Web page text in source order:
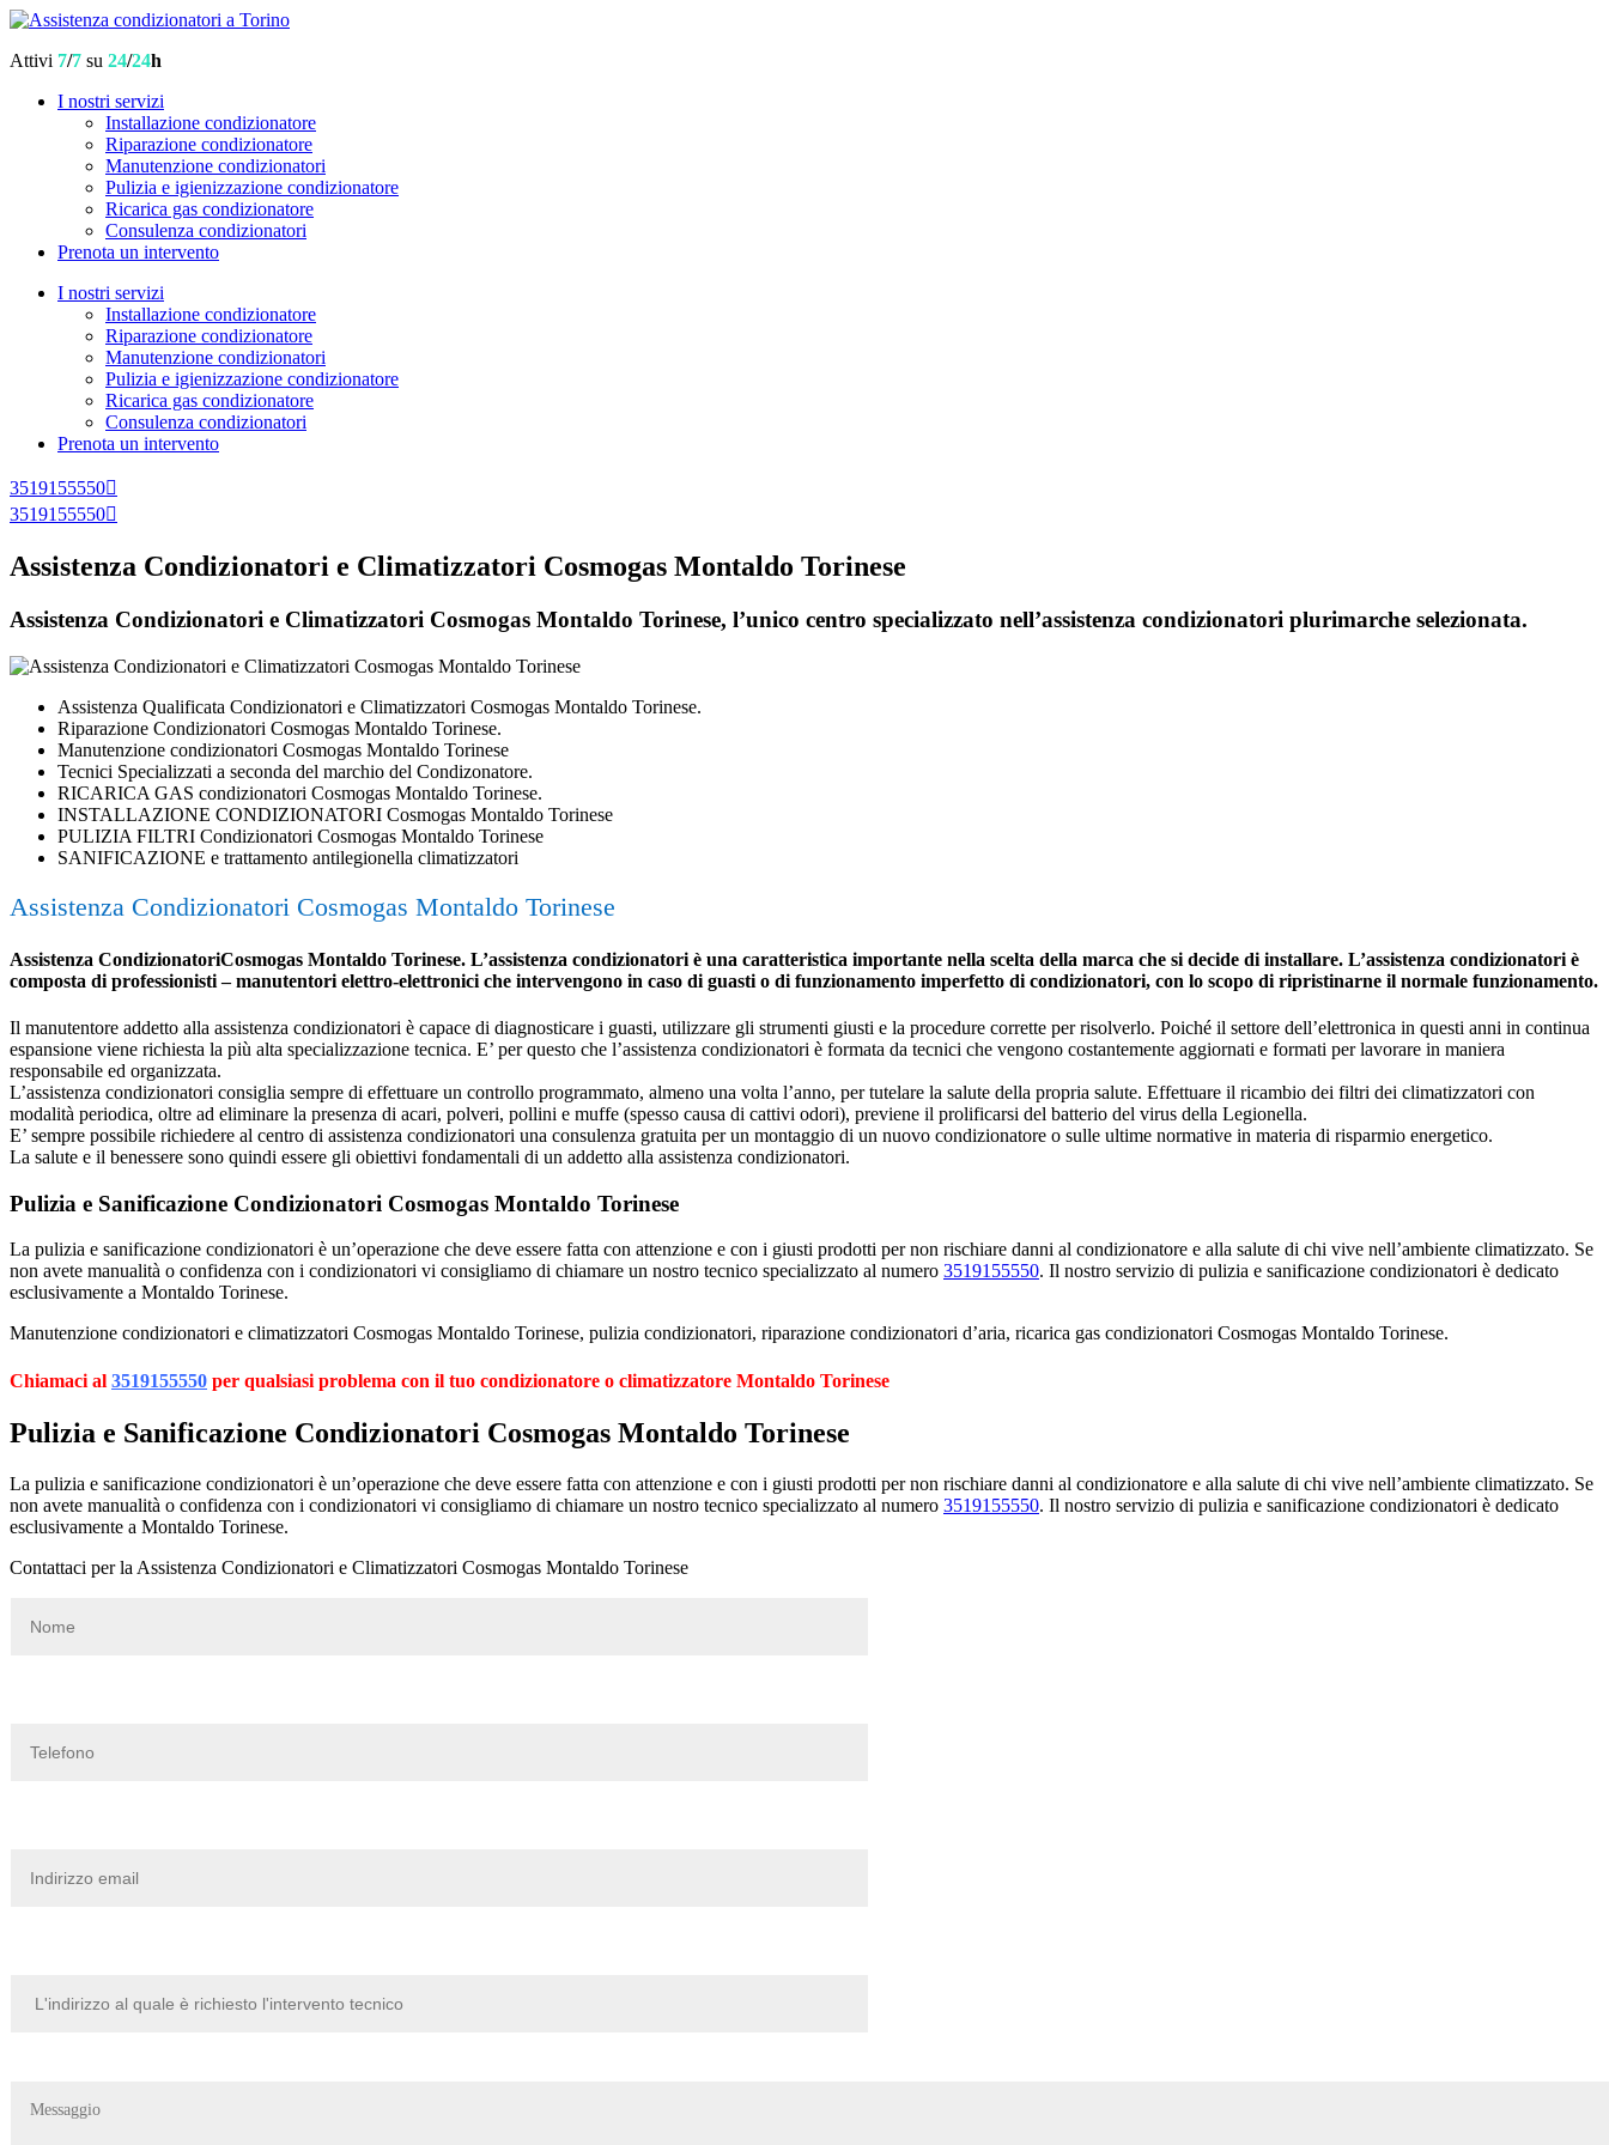
Attivi 7/7 su 24/24h
I nostri servizi
Installazione condizionatore
Riparazione condizionatore
Manutenzione condizionatori
Pulizia e igienizzazione condizionatore
Ricarica gas condizionatore
Consulenza condizionatori
Prenota un intervento
I nostri servizi
Installazione condizionatore
Riparazione condizionatore
Manutenzione condizionatori
Pulizia e igienizzazione condizionatore
Ricarica gas condizionatore
Consulenza condizionatori
Prenota un intervento
3519155550
3519155550
Assistenza Condizionatori e Climatizzatori Cosmogas Montaldo Torinese
Assistenza Condizionatori e Climatizzatori Cosmogas Montaldo Torinese, l’unico centro specializzato nell’assistenza condizionatori plurimarche selezionata.
Assistenza Qualificata Condizionatori e Climatizzatori Cosmogas Montaldo Torinese.
Riparazione Condizionatori Cosmogas Montaldo Torinese.
Manutenzione condizionatori Cosmogas Montaldo Torinese
Tecnici Specializzati a seconda del marchio del Condizonatore.
RICARICA GAS condizionatori Cosmogas Montaldo Torinese.
INSTALLAZIONE CONDIZIONATORI Cosmogas Montaldo Torinese
PULIZIA FILTRI Condizionatori Cosmogas Montaldo Torinese
SANIFICAZIONE e trattamento antilegionella climatizzatori
Assistenza Condizionatori Cosmogas Montaldo Torinese
Assistenza CondizionatoriCosmogas Montaldo Torinese. L’assistenza condizionatori è una caratteristica importante nella scelta della marca che si decide di installare. L’assistenza condizionatori è
composta di professionisti – manutentori elettro-elettronici che intervengono in caso di guasti o di funzionamento imperfetto di condizionatori, con lo scopo di ripristinarne il normale funzionamento.
Il manutentore addetto alla assistenza condizionatori è capace di diagnosticare i guasti, utilizzare gli strumenti giusti e la procedure corrette per risolverlo. Poiché il settore dell’elettronica in questi anni in continua
espansione viene richiesta la più alta specializzazione tecnica. E’ per questo che l’assistenza condizionatori è formata da tecnici che vengono costantemente aggiornati e formati per lavorare in maniera
responsabile ed organizzata.
L’assistenza condizionatori consiglia sempre di effettuare un controllo programmato, almeno una volta l’anno, per tutelare la salute della propria salute. Effettuare il ricambio dei filtri dei climatizzatori con
modalità periodica, oltre ad eliminare la presenza di acari, polveri, pollini e muffe (spesso causa di cattivi odori), previene il prolificarsi del batterio del virus della Legionella.
E’ sempre possibile richiedere al centro di assistenza condizionatori una consulenza gratuita per un montaggio di un nuovo condizionatore o sulle ultime normative in materia di risparmio energetico.
La salute e il benessere sono quindi essere gli obiettivi fondamentali di un addetto alla assistenza condizionatori.
Pulizia e Sanificazione Condizionatori Cosmogas Montaldo Torinese
La pulizia e sanificazione condizionatori è un’operazione che deve essere fatta con attenzione e con i giusti prodotti per non rischiare danni al condizionatore e alla salute di chi vive nell’ambiente climatizzato. Se
non avete manualità o confidenza con i condizionatori vi consigliamo di chiamare un nostro tecnico specializzato al numero 3519155550. Il nostro servizio di pulizia e sanificazione condizionatori è dedicato
esclusivamente a Montaldo Torinese.
Manutenzione condizionatori e climatizzatori Cosmogas Montaldo Torinese, pulizia condizionatori, riparazione condizionatori d’aria, ricarica gas condizionatori Cosmogas Montaldo Torinese.
Chiamaci al 3519155550 per qualsiasi problema con il tuo condizionatore o climatizzatore Montaldo Torinese
Pulizia e Sanificazione Condizionatori Cosmogas Montaldo Torinese
La pulizia e sanificazione condizionatori è un’operazione che deve essere fatta con attenzione e con i giusti prodotti per non rischiare danni al condizionatore e alla salute di chi vive nell’ambiente climatizzato. Se
non avete manualità o confidenza con i condizionatori vi consigliamo di chiamare un nostro tecnico specializzato al numero 3519155550. Il nostro servizio di pulizia e sanificazione condizionatori è dedicato
esclusivamente a Montaldo Torinese.
Contattaci per la Assistenza Condizionatori e Climatizzatori Cosmogas Montaldo Torinese